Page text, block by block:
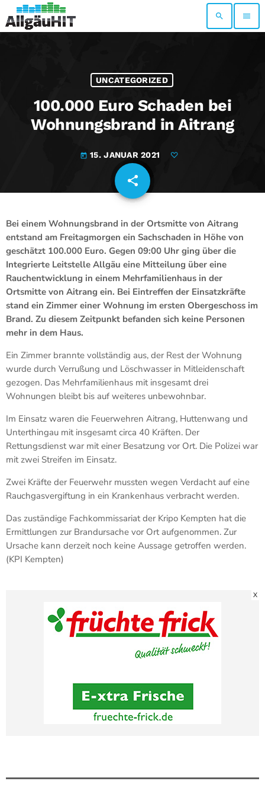
search menu
UNCATEGORIZED
100.000 Euro Schaden bei
Wohnungsbrand in Aitrang
today 15. JANUAR 2021
share
email
Bei einem Wohnungsbrand in der Ortsmitte von Aitrang
entstand am Freitagmorgen ein Sachschaden in Höhe von
geschätzt 100.000 Euro. Gegen 09:00 Uhr ging über die
Integrierte Leitstelle Allgäu eine Mitteilung über eine
Rauchentwicklung in einem Mehrfamilienhaus in der
Ortsmitte von Aitrang ein. Bei Eintreffen der Einsatzkräfte
stand ein Zimmer einer Wohnung im ersten Obergeschoss im
Brand. Zu diesem Zeitpunkt befanden sich keine Personen
mehr in dem Haus.
Ein Zimmer brannte vollständig aus, der Rest der Wohnung
wurde durch Verrußung und Löschwasser in Mitleidenschaft
gezogen. Das Mehrfamilienhaus mit insgesamt drei
Wohnungen bleibt bis auf weiteres unbewohnbar.
Im Einsatz waren die Feuerwehren Aitrang, Huttenwang und
Unterthingau mit insgesamt circa 40 Kräften. Der
Rettungsdienst war mit einer Besatzung vor Ort. Die Polizei war
mit zwei Streifen im Einsatz.
Zwei Kräfte der Feuerwehr mussten wegen Verdacht auf eine
Rauchgasvergiftung in ein Krankenhaus verbracht werden.
Das zuständige Fachkommissariat der Kripo Kempten hat die
Ermittlungen zur Brandursache vor Ort aufgenommen. Zur
Ursache kann derzeit noch keine Aussage getroffen werden.
(KPI Kempten)
X